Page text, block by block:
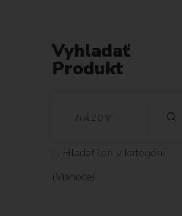
Vyhladať
Produkt
H
L
Hladať len v kategórií
(Vianoce)